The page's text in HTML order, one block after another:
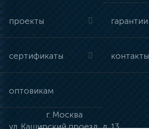
проекты гарантии
сертификаты контакты
оптовикам
г. Москва
ул. Каширский проезд, д. 13